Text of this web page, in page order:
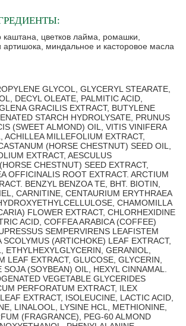
каштана, цветков лайма, ромашки,
артишока, миндальное и касторовое масла
GLYCOL, GLYCERYL STEARATE,
DECYL OLEATE, PALMITIC ACID,
GRACILIS EXTRACT, BUTYLENE
STARCH HYDROLYSATE, PRUNUS
(SWEET ALMOND) OIL, VITIS VINIFERA
ACHILLEA MILLEFOLIUM EXTRACT,
(HORSE CHESTNUT) SEED OIL,
EXTRACT, AESCULUS
CHESTNUT) SEED EXTRACT,
OFFICINALIS ROOT EXTRACT. ARCTIUM
BENZYL BENZOA TE, BHT. BIOTIN,
CARNITINE, CENTAURIUM ERYTHRAEA
CHAMOMILLA
FLOWER EXTRACT, CHLORHEXIDINE
ACID, COFFEA ARABICA (COFFEE)
SEMPERVIRENS LEAFISTEM
SCOLYMUS (ARTICHOKE) LEAF EXTRACT,
ETHYLHEXYLGLYCERIN, GERANIOL,
LEAF EXTRACT, GLUCOSE, GLYCERIN,
SOJA (SOYBEAN) OIL, HEXYL CINNAMAL.
VEGETABLE GLYCERIDES
PERFORATUM EXTRACT, ILEX
EXTRACT, ISOLEUCINE, LACTIC ACID,
LINALOOL, LYSINE HCL, METHIONINE,
(FRAGRANCE), PEG-60 ALMOND